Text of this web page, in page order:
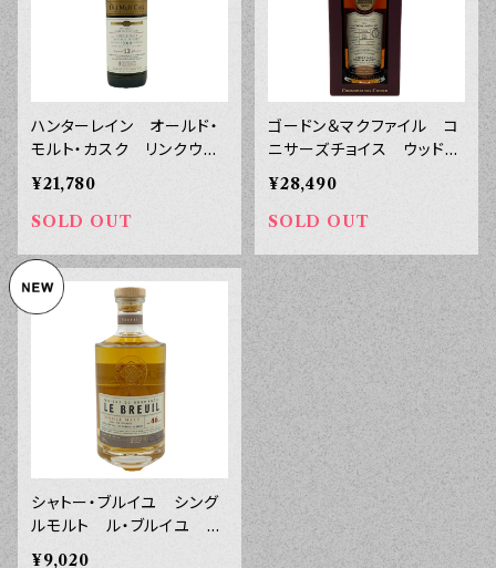
ハンターレイン オールド・
モルト・カスク リンクウッ
ド ２０１０年 １３年 ５
０° ７００ｍｌ
¥21,780
SOLD OUT
ゴードン＆マクファイル コ
ニサーズチョイス ウッドフ
ィニッシュ オルトモア ２
００９ １３年 サンジョセ
フフィニッシュ ４５° ７０
¥28,490
SOLD OUT
シャトー・ブルイユ シング
ルモルト ル・ブルイユ フ
ィニシオン シェリー ４６°
¥9,020